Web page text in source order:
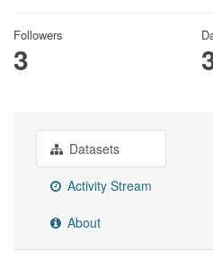
Followers
3
Datasets
Activity Stream
About